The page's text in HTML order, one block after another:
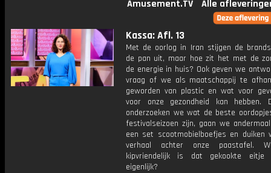
Amusement.TV Alle
Kassa: Afl. 13
Met de oorlog in Iran stijgen de
de pan uit, maar hoe zit het met de
de energie in huis? Ook geven we
vraag of we als maatschappij te
geworden van plastic en wat voor
voor onze gezondheid kan hebben.
onderzoeken we wat de beste
festivalseizoen zijn, gaan we
een set scootmobielboefjes en duiken
verhaal achter onze paastafel.
kipvriendelijk is dat gekookte
eigenlijk?